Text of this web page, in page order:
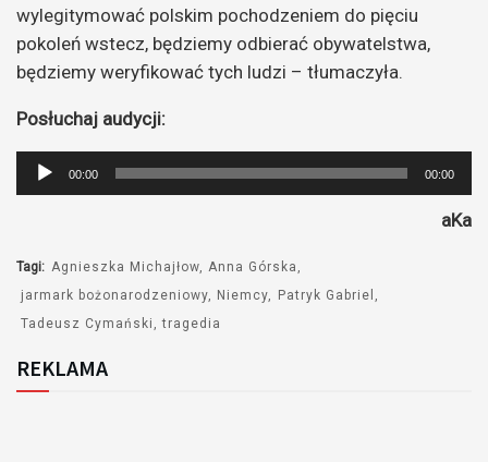
wylegitymować polskim pochodzeniem do pięciu
pokoleń wstecz, będziemy odbierać obywatelstwa,
będziemy weryfikować tych ludzi – tłumaczyła.
Posłuchaj audycji:
Odtwarzacz
plików
00:00 00:00
aKa
Tagi: Agnieszka Michajłow Anna Górska
jarmark bożonarodzeniowy
Niemcy
Patryk Gabriel
Tadeusz Cymański
tragedia
REKLAMA